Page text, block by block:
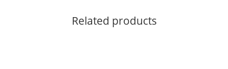
Related products